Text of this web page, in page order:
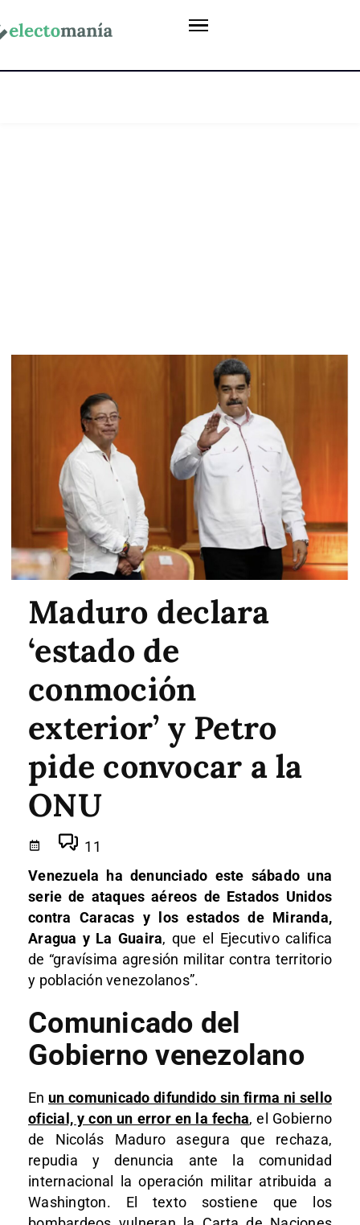
Maduro declara
‘estado de
conmoción
exterior’ y Petro
pide convocar a la
ONU
11
Venezuela ha denunciado este sábado una
serie de ataques aéreos de Estados Unidos
contra Caracas y los estados de Miranda,
Aragua y La Guaira, que el Ejecutivo califica
de “gravísima agresión militar contra territorio
y población venezolanos”.
Comunicado del
Gobierno venezolano
En un comunicado difundido sin firma ni sello
oficial, y con un error en la fecha, el Gobierno
de Nicolás Maduro asegura que rechaza,
repudia y denuncia ante la comunidad
internacional la operación militar atribuida a
Washington. El texto sostiene que los